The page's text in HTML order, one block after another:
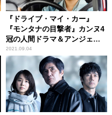
『ドライブ・マイ・カー』
『モンタナの目撃者』カンヌ4
冠の人間ドラマ＆アンジェリ
ーナ・ジョリー最新作
2021.09.04